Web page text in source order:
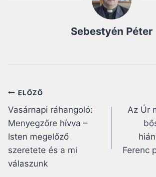
Sebestyén Péter
Bejegyzés
navigáció
ELŐZŐ
Vasárnapi ráhangoló:
Menyegzőre hívva –
Isten megelőző
szeretete és a mi
válaszunk
Az Úr
Ferenc